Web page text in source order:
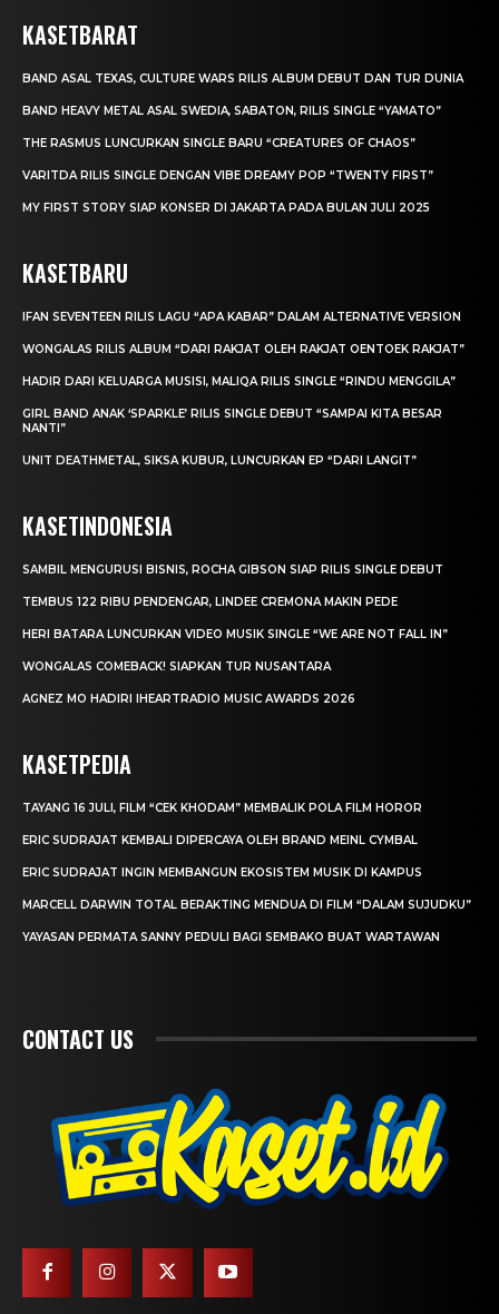
KASETBARAT
BAND ASAL TEXAS, CULTURE WARS RILIS ALBUM DEBUT DAN TUR DUNIA
BAND HEAVY METAL ASAL SWEDIA, SABATON, RILIS SINGLE “YAMATO”
THE RASMUS LUNCURKAN SINGLE BARU “CREATURES OF CHAOS”
VARITDA RILIS SINGLE DENGAN VIBE DREAMY POP “TWENTY FIRST”
MY FIRST STORY SIAP KONSER DI JAKARTA PADA BULAN JULI 2025
KASETBARU
IFAN SEVENTEEN RILIS LAGU “APA KABAR” DALAM ALTERNATIVE VERSION
WONGALAS RILIS ALBUM “DARI RAKJAT OLEH RAKJAT OENTOEK RAKJAT”
HADIR DARI KELUARGA MUSISI, MALIQA RILIS SINGLE “RINDU MENGGILA”
GIRL BAND ANAK ‘SPARKLE’ RILIS SINGLE DEBUT “SAMPAI KITA BESAR
NANTI”
UNIT DEATHMETAL, SIKSA KUBUR, LUNCURKAN EP “DARI LANGIT”
KASETINDONESIA
SAMBIL MENGURUSI BISNIS, ROCHA GIBSON SIAP RILIS SINGLE DEBUT
TEMBUS 122 RIBU PENDENGAR, LINDEE CREMONA MAKIN PEDE
HERI BATARA LUNCURKAN VIDEO MUSIK SINGLE “WE ARE NOT FALL IN”
WONGALAS COMEBACK! SIAPKAN TUR NUSANTARA
AGNEZ MO HADIRI IHEARTRADIO MUSIC AWARDS 2026
KASETPEDIA
TAYANG 16 JULI, FILM “CEK KHODAM” MEMBALIK POLA FILM HOROR
ERIC SUDRAJAT KEMBALI DIPERCAYA OLEH BRAND MEINL CYMBAL
ERIC SUDRAJAT INGIN MEMBANGUN EKOSISTEM MUSIK DI KAMPUS
MARCELL DARWIN TOTAL BERAKTING MENDUA DI FILM “DALAM SUJUDKU”
YAYASAN PERMATA SANNY PEDULI BAGI SEMBAKO BUAT WARTAWAN
CONTACT US